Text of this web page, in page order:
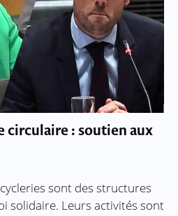
circulaire : soutien aux
sont des structures
solidaire. Leurs activités sont